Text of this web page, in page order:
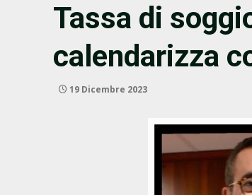
Tassa di
calendarizza
19 Dicembre 2023